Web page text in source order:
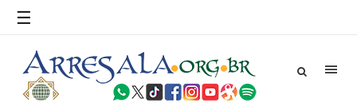
☰
do terrorismo não
25 DE SETEMBRO DE 2010
Necessárias Considerações Sobre o
Conflito
Por: Ahmed Ismail Introdução O presente artigo resume as